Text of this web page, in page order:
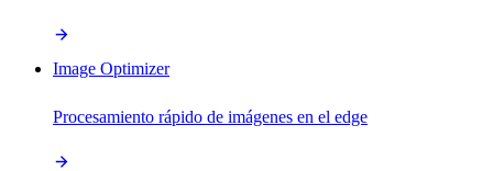
Image Optimizer
Procesamiento rápido de imágenes en el edge